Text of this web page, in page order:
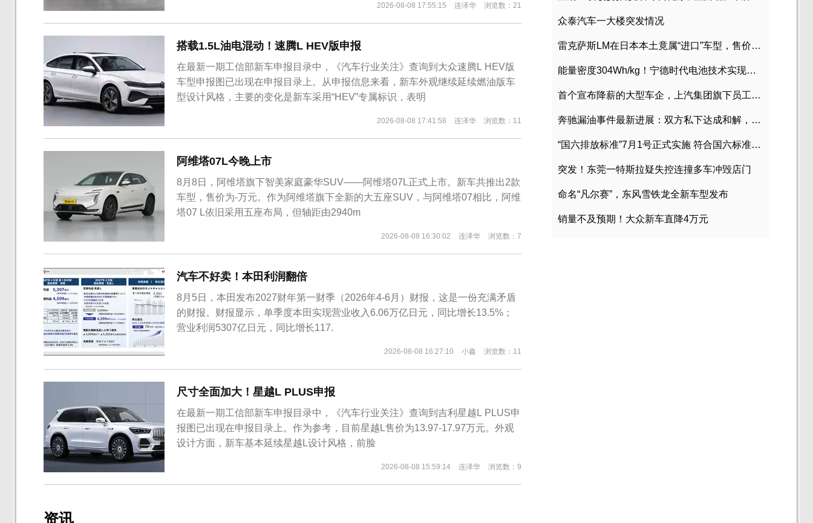
2026-08-08 17:55:15 连泽华 浏览数：21
搭载1.5L油电混动！速腾L HEV版申报
在最新一期工信部新车申报目录中，《汽车行业关注》查询到大众速腾L HEV版
车型申报图已出现在申报目录上。从申报信息来看，新车外观继续延续燃油版车
型设计风格，主要的变化是新车采用“HEV”专属标识，表明
2026-08-08 17:41:58 连泽华 浏览数：11
阿维塔07L今晚上市
8月8日，阿维塔旗下智美家庭豪华SUV——阿维塔07L正式上市。新车共推出2款
车型，售价为-万元。作为阿维塔旗下全新的大五座SUV，与阿维塔07相比，阿维
塔07 L依旧采用五座布局，但轴距由2940m
2026-08-08 16:30:02 连泽华 浏览数：7
汽车不好卖！本田利润翻倍
8月5日，本田发布2027财年第一财季（2026年4‑6月）财报，这是一份充满矛盾
的财报。财报显示，单季度本田实现营业收入6.06万亿日元，同比增长13.5%；
营业利润5307亿日元，同比增长117.
2026-08-08 16:27:10 小鑫 浏览数：11
尺寸全面加大！星越L PLUS申报
在最新一期工信部新车申报目录中，《汽车行业关注》查询到吉利星越L PLUS申
报图已出现在申报目录上。作为参考，目前星越L售价为13.97-17.97万元。外观
设计方面，新车基本延续星越L设计风格，前脸
2026-08-08 15:59:14 连泽华 浏览数：9
资讯
众泰汽车一大楼突发情况
雷克萨斯LM在日本本土竟属“进口”车型，售价2580万日元
能量密度304Wh/kg！宁德时代电池技术实现突破
首个宣布降薪的大型车企，上汽集团旗下员工降薪文件曝光
奔驰漏油事件最新进展：双方私下达成和解，工商已介入调查
“国六排放标准”7月1号正式实施 符合国六标准车型目录一览
突发！东莞一特斯拉疑失控连撞多车冲毁店门
命名“凡尔赛”，东风雪铁龙全新车型发布
销量不及预期！大众新车直降4万元